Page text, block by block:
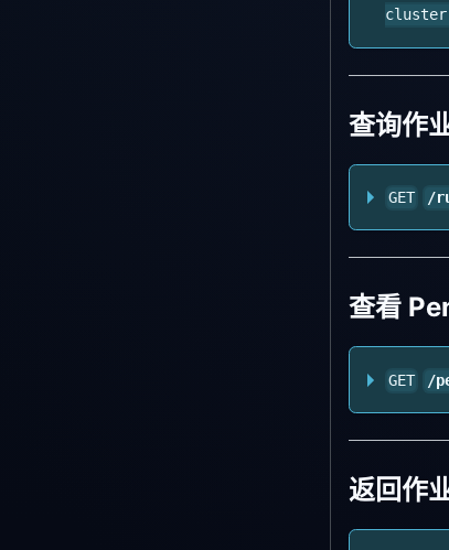
查询作
GET /
查看
GET /
返回作